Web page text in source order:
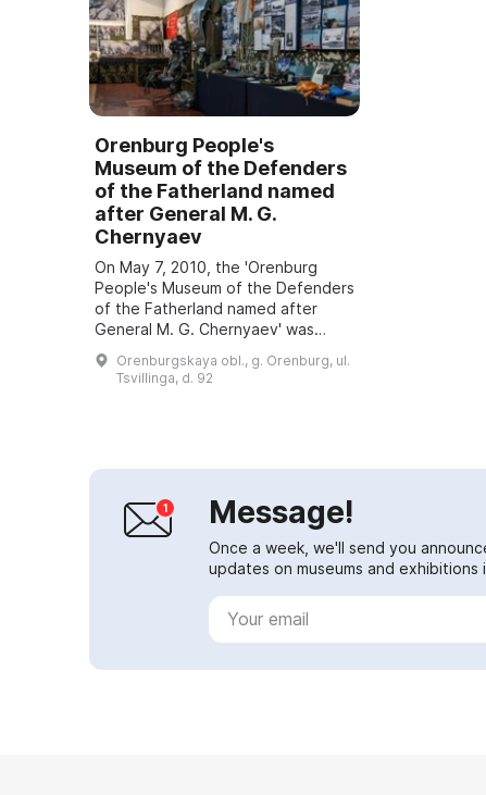
Orenburg People's
Museum of the Defenders
of the Fatherland named
after General M. G.
Chernyaev
On May 7, 2010, the 'Orenburg
People's Museum of the Defenders
of the Fatherland named after
General M. G. Chernyaev' was
opened. Since its opening, 726
guided tours have been
conducted for more than ...
Orenburgskaya obl., g. Orenburg, ul.
Tsvillinga, d. 92
Message!
Once a week, we'll send you
updates on museums and